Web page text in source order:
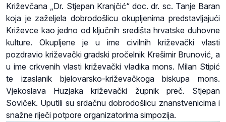
Križevčana „Dr. Stjepan Kranjčić“ doc. dr. sc. Tanje Baran
koja je zaželjela dobrodošlicu okupljenima predstavljajući
Križevce kao jedno od ključnih središta hrvatske duhovne
kulture. Okupljene je u ime civilnih križevački vlasti
pozdravio križevački gradski pročelnik Krešimir Brunović, a
u ime crkvenih vlasti križevački vladika mons. Milan Stipić
te izaslanik bjelovarsko-križevačkoga biskupa mons.
Vjekoslava Huzjaka križevački župnik preč. Stjepan
Soviček. Uputili su srdačnu dobrodošlicu znanstvenicima i
snažne riječi potpore organizatorima simpozija.